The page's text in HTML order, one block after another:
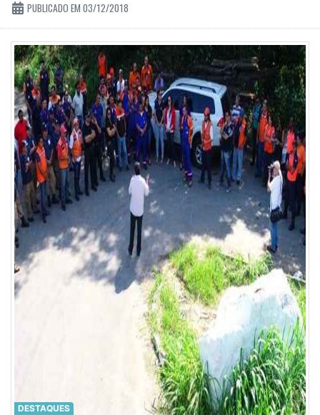
PUBLICADO EM 03/12/2018
DESTAQUES